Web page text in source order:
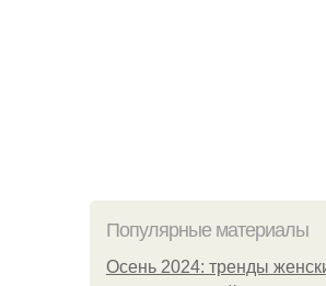
Популярные материалы
Осень 2024: тренды